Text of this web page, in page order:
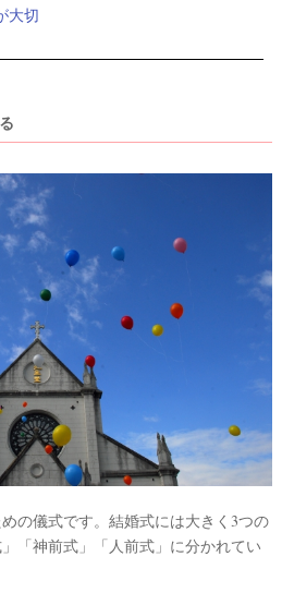
大切
の儀式です。結婚式には大きく3つの
「神前式」「人前式」に分かれてい